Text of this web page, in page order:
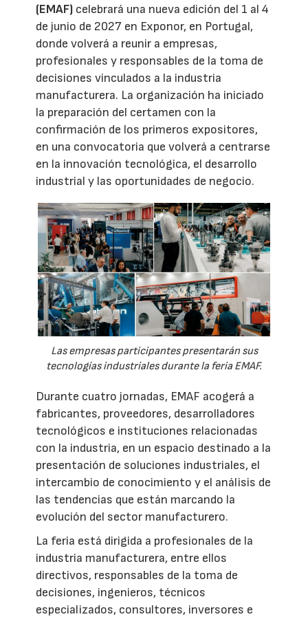
(EMAF) celebrará una nueva edición del 1 al 4
de junio de 2027 en Exponor, en Portugal,
donde volverá a reunir a empresas,
profesionales y responsables de la toma de
decisiones vinculados a la industria
manufacturera. La organización ha iniciado
la preparación del certamen con la
confirmación de los primeros expositores,
en una convocatoria que volverá a centrarse
en la innovación tecnológica, el desarrollo
industrial y las oportunidades de negocio.
Las empresas participantes presentarán sus
tecnologías industriales durante la feria EMAF.
Durante cuatro jornadas, EMAF acogerá a
fabricantes, proveedores, desarrolladores
tecnológicos e instituciones relacionadas
con la industria, en un espacio destinado a la
presentación de soluciones industriales, el
intercambio de conocimiento y el análisis de
las tendencias que están marcando la
evolución del sector manufacturero.
La feria está dirigida a profesionales de la
industria manufacturera, entre ellos
directivos, responsables de la toma de
decisiones, ingenieros, técnicos
especializados, consultores, inversores e